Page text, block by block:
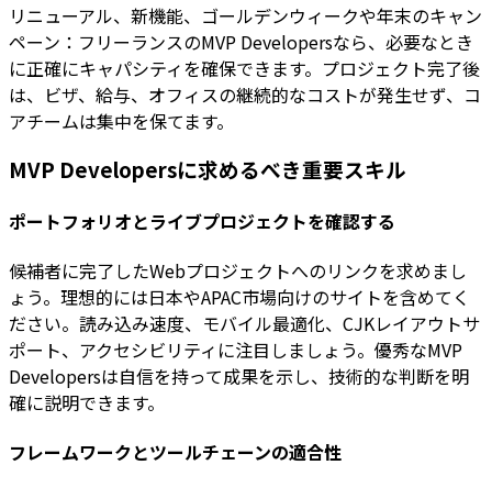
リニューアル、新機能、ゴールデンウィークや年末のキャン
ペーン：フリーランスのMVP Developersなら、必要なとき
に正確にキャパシティを確保できます。プロジェクト完了後
は、ビザ、給与、オフィスの継続的なコストが発生せず、コ
アチームは集中を保てます。
MVP Developersに求めるべき重要スキル
ポートフォリオとライブプロジェクトを確認する
候補者に完了したWebプロジェクトへのリンクを求めまし
ょう。理想的には日本やAPAC市場向けのサイトを含めてく
ださい。読み込み速度、モバイル最適化、CJKレイアウトサ
ポート、アクセシビリティに注目しましょう。優秀なMVP
Developersは自信を持って成果を示し、技術的な判断を明
確に説明できます。
フレームワークとツールチェーンの適合性